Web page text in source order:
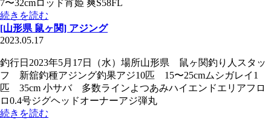
7〜32cmロッド宵姫 爽S58FL
続きを読む
[山形県 鼠ヶ関] アジング
2023.05.17
釣行日2023年5月17日（水）場所山形県 鼠ヶ関釣り人スタッ
フ 新舘釣種アジング釣果アジ10匹 15〜25cmムシガレイ1
匹 35cm 小サバ 多数ラインよつあみハイエンドエリアフロ
ロ0.4号ジグヘッドオーナーアジ弾丸
続きを読む